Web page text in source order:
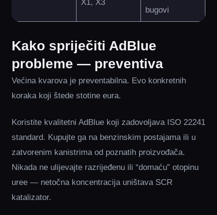
X1, X3
bugovi
Kako spriječiti AdBlue
probleme — preventiva
Većina kvarova je preventabilna. Evo konkretnih
koraka koji štede stotine eura.
Koristite kvalitetni AdBlue koji zadovoljava ISO 22241
standard. Kupujte ga na benzinskim postajama ili u
zatvorenim kanistrima od poznatih proizvođača.
Nikada ne ulijevajte razrijeđenu ili “domaću” otopinu
uree — netočna koncentracija uništava SCR
katalizator.